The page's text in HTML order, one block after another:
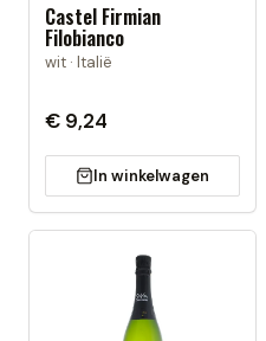
Castel Firmian
Filobianco
wit · Italië
€ 9,24
In winkelwagen